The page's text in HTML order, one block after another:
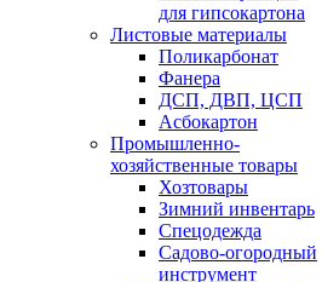
для гипсокартона
Листовые материалы
Поликарбонат
Фанера
ДСП, ДВП, ЦСП
Асбокартон
Промышленно-
хозяйственные товары
Хозтовары
Зимний инвентарь
Спецодежда
Садово-огородный
инструмент